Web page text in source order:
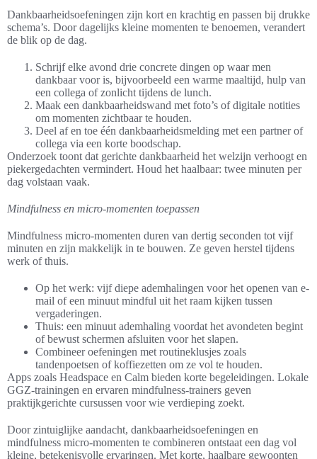
Dankbaarheidsoefeningen zijn kort en krachtig en passen bij drukke
schema’s. Door dagelijks kleine momenten te benoemen, verandert
de blik op de dag.
Schrijf elke avond drie concrete dingen op waar men
dankbaar voor is, bijvoorbeeld een warme maaltijd, hulp van
een collega of zonlicht tijdens de lunch.
Maak een dankbaarheidswand met foto’s of digitale notities
om momenten zichtbaar te houden.
Deel af en toe één dankbaarheidsmelding met een partner of
collega via een korte boodschap.
Onderzoek toont dat gerichte dankbaarheid het welzijn verhoogt en
piekergedachten vermindert. Houd het haalbaar: twee minuten per
dag volstaan vaak.
Mindfulness en micro-momenten toepassen
Mindfulness micro-momenten duren van dertig seconden tot vijf
minuten en zijn makkelijk in te bouwen. Ze geven herstel tijdens
werk of thuis.
Op het werk: vijf diepe ademhalingen voor het openen van e-
mail of een minuut mindful uit het raam kijken tussen
vergaderingen.
Thuis: een minuut ademhaling voordat het avondeten begint
of bewust schermen afsluiten voor het slapen.
Combineer oefeningen met routineklusjes zoals
tandenpoetsen of koffiezetten om ze vol te houden.
Apps zoals Headspace en Calm bieden korte begeleidingen. Lokale
GGZ-trainingen en ervaren mindfulness-trainers geven
praktijkgerichte cursussen voor wie verdieping zoekt.
Door zintuiglijke aandacht, dankbaarheidsoefeningen en
mindfulness micro-momenten te combineren ontstaat een dag vol
kleine, betekenisvolle ervaringen. Met korte, haalbare gewoonten